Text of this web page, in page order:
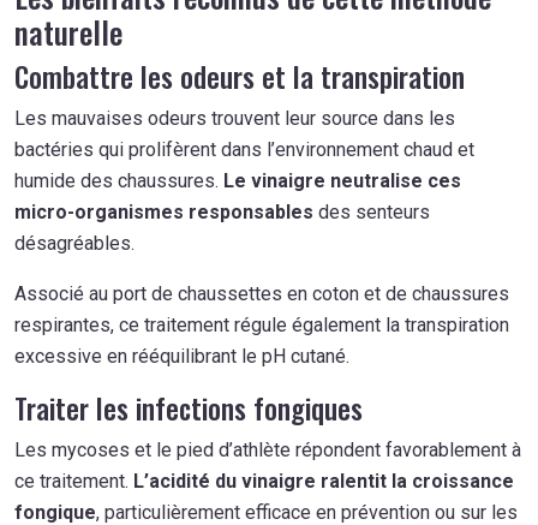
naturelle
Combattre les odeurs et la transpiration
Les mauvaises odeurs trouvent leur source dans les
bactéries qui prolifèrent dans l’environnement chaud et
humide des chaussures. Le vinaigre neutralise ces
micro-organismes responsables des senteurs
désagréables.
Associé au port de chaussettes en coton et de chaussures
respirantes, ce traitement régule également la transpiration
excessive en rééquilibrant le pH cutané.
Traiter les infections fongiques
Les mycoses et le pied d’athlète répondent favorablement à
ce traitement. L’acidité du vinaigre ralentit la croissance
fongique, particulièrement efficace en prévention ou sur les